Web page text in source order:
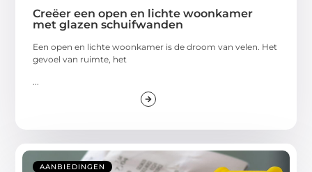
Creëer een open en lichte woonkamer
met glazen schuifwanden
Een open en lichte woonkamer is de droom van velen. Het
gevoel van ruimte, het
...
AANBIEDINGEN